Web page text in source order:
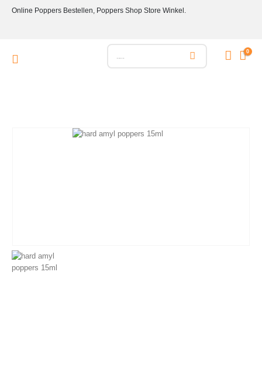
Online Poppers Bestellen, Poppers Shop Store Winkel.
0